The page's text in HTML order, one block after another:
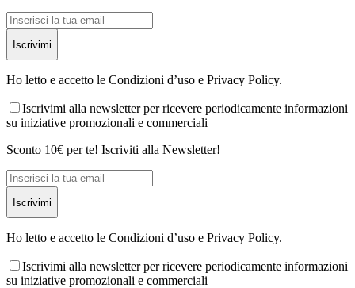
Iscrivimi
Ho letto e accetto le Condizioni d’uso e Privacy Policy.
Iscrivimi alla newsletter per ricevere periodicamente informazioni
su iniziative promozionali e commerciali
Sconto 10€ per te! Iscriviti alla Newsletter!
Iscrivimi
Ho letto e accetto le Condizioni d’uso e Privacy Policy.
Iscrivimi alla newsletter per ricevere periodicamente informazioni
su iniziative promozionali e commerciali